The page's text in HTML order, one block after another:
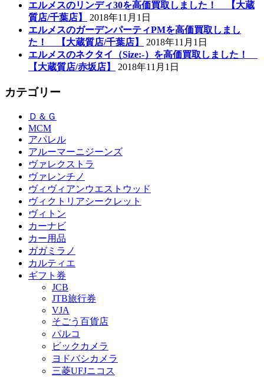
エルメスのリンディ30を高価買取しました！ 【大蔵
質店/千葉店】
2018年11月1日
エルメスのガーデンパーティPMを高価買取しまし
た！ 【大蔵質店/千葉店】
2018年11月1日
エルメスのネクタイ（Size:-）を高価買取しました！
【大蔵質店/赤坂店】
2018年11月1日
カテゴリー
Ｄ＆Ｇ
MCM
アパレル
アルーマーニジーンズ
ヴァレクストラ
ヴァレンチノ
ヴィヴィアンウエストウッド
ヴィクトリアシークレット
ヴィトン
カーナビ
カー用品
ガガミラノ
カルティエ
ギフト券
JCB
JTB旅行券
VJA
そごう百貨店
パルコ
ビックカメラ
ヨドバシカメラ
三菱UFJニコス